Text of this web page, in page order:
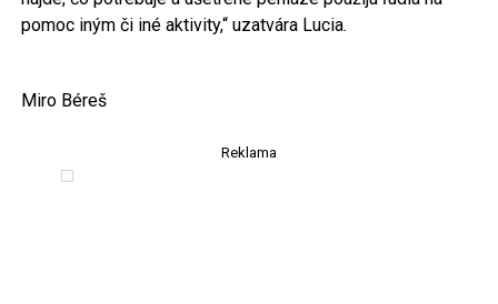
pomoc iným či iné aktivity,“ uzatvára Lucia.
Miro Béreš
Reklama